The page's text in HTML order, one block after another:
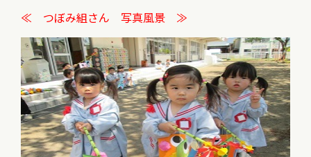
≪ つぼみ組さん 写真風景 ≫